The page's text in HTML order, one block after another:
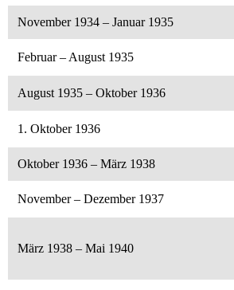
November 1934 – Januar 1935
Februar – August 1935
August 1935 – Oktober 1936
1. Oktober 1936
Oktober 1936 – März 1938
November – Dezember 1937
März 1938 – Mai 1940